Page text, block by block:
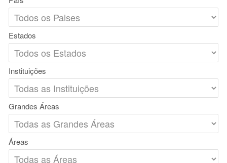
Estados
Instituições
Grandes Áreas
Áreas